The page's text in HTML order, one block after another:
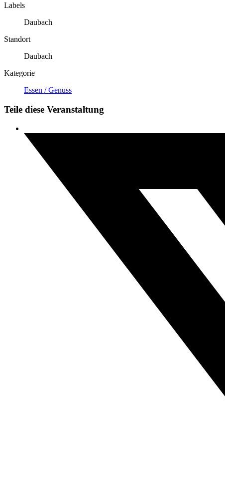
Labels
Daubach
Standort
Daubach
Kategorie
Essen / Genuss
Teile diese Veranstaltung